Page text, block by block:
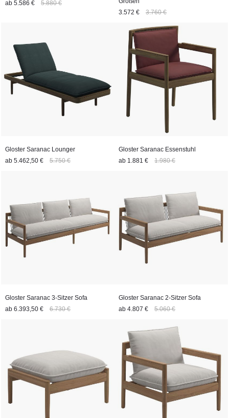
ab 5.586 € 5.880 €
3.572 €
3.760 €
Gloster Saranac Lounger
ab 5.462,50 € 5.750 €
Gloster Saranac Essenstuhl
ab 1.881 € 1.980 €
Gloster Saranac 3-Sitzer Sofa
ab 6.393,50 € 6.730 €
Gloster Saranac 2-Sitzer Sofa
ab 4.807 € 5.060 €